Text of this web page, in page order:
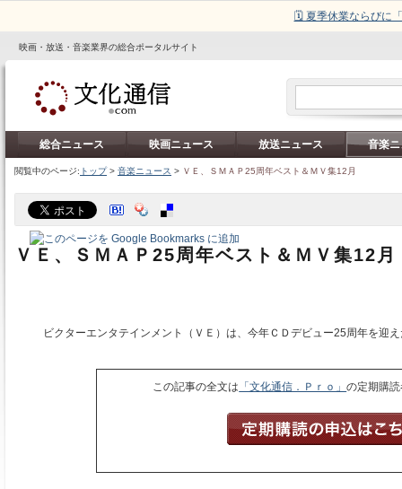
🗓️ 夏季休業ならびに
映画・放送・音楽業界の総合ポータルサイト
総合ニュース 映画ニュース 放送ニュース 音楽
閲覧中のページ: トップ> 音楽ニュース > ＶＥ、ＳＭＡＰ25周年ベスト＆ＭＶ集12月
ＶＥ、ＳＭＡＰ25周年ベスト＆ＭＶ集12月
ビクターエンタテインメント（ＶＥ）は、今年ＣＤデビュー25周年を迎
この記事の全文は 「文化通信．Ｐｒｏ」の定期購